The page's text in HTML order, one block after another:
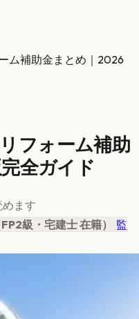
ム補助金まとめ｜2026
フォーム補助
全ガイド
ます
FP2級・宅建士 在籍）
監